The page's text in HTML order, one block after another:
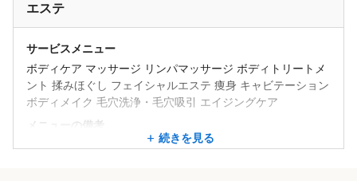
エステ
サービスメニュー
ボディケア マッサージ リンパマッサージ ボディトリートメ
ント 揉みほぐし フェイシャルエステ 痩身 キャビテーション
ボディメイク 毛穴洗浄・毛穴吸引 エイジングケア
メニューの備考
続きを見る